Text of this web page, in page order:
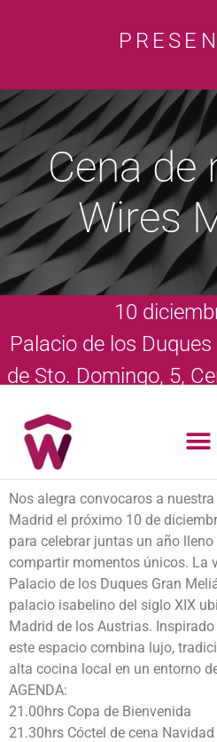
Cena de
Wires
10
Palacio de los
de Sto. Domingo, 5,
Nos alegra convocaros a
Madrid el próximo 10 de
para celebrar juntas un año
compartir momentos únicos. La
Palacio de los Duques Gran
palacio isabelino del siglo XIX
Madrid de los Austrias.
este espacio combina lujo,
alta cocina local en un entorno
AGENDA:
21.00hrs Copa de Bienvenida
21.30hrs Cóctel de cena Navidad